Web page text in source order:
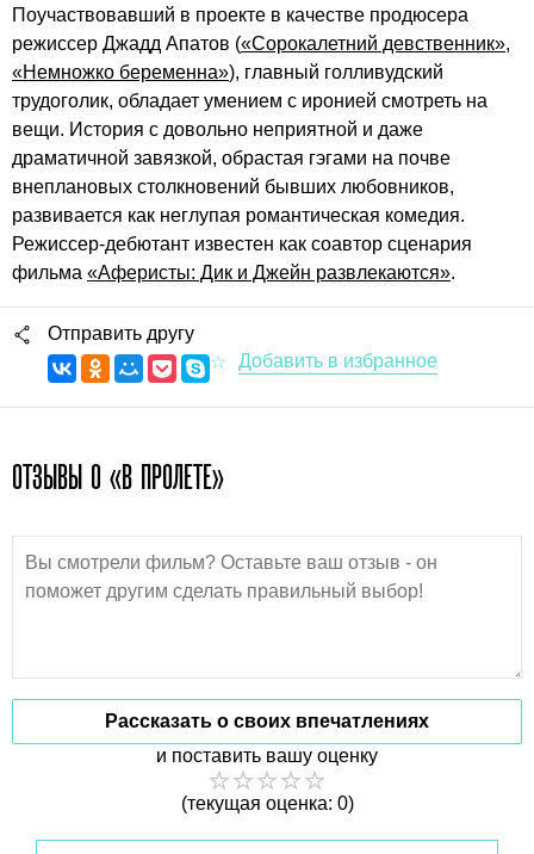
Поучаствовавший в проекте в качестве продюсера
режиссер Джадд Апатов («Сорокалетний девственник»,
«Немножко беременна»), главный голливудский
трудоголик, обладает умением с иронией смотреть на
вещи. История с довольно неприятной и даже
драматичной завязкой, обрастая гэгами на почве
внеплановых столкновений бывших любовников,
развивается как неглупая романтическая комедия.
Режиссер-дебютант известен как соавтор сценария
фильма «Аферисты: Дик и Джейн развлекаются».
Отправить другу
ОТЗЫВЫ О «В ПРОЛЕТЕ»
Рассказать о своих впечатлениях
и поставить вашу оценку
(текущая оценка: 0)